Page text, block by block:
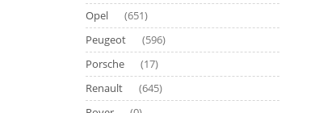
Opel (651)
Peugeot (596)
Porsche (17)
Renault (645)